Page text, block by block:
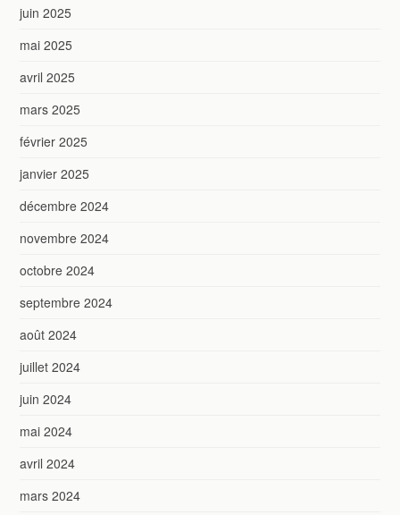
juin 2025
mai 2025
avril 2025
mars 2025
février 2025
janvier 2025
décembre 2024
novembre 2024
octobre 2024
septembre 2024
août 2024
juillet 2024
juin 2024
mai 2024
avril 2024
mars 2024